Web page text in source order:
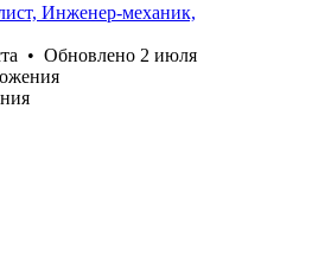
Инженер-механик,
• Обновлено 2 июля